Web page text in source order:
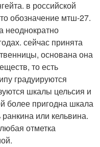
в российской
обозначение мтш-27.
неоднократно
сейчас принята
основана она
то есть
градуируются
шкалы цельсия и
более пригодна шкала
или кельвина.
отметка